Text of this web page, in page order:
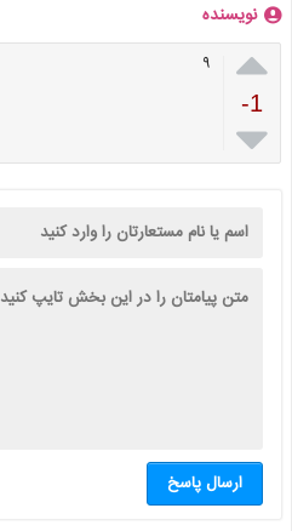
نویسنده

-1

۹
ارسال پاسخ